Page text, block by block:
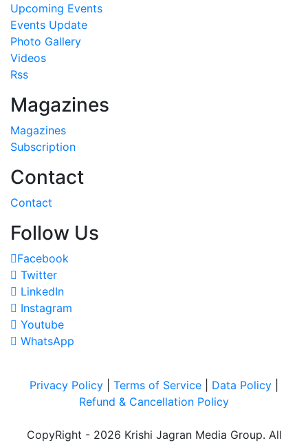
Upcoming Events
Events Update
Photo Gallery
Videos
Rss
Magazines
Magazines
Subscription
Contact
Contact
Follow Us
Facebook
Twitter
LinkedIn
Instagram
Youtube
WhatsApp
Privacy Policy Terms of Service Data Policy
Refund & Cancellation Policy
CopyRight - 2026 Krishi Jagran Media Group. All